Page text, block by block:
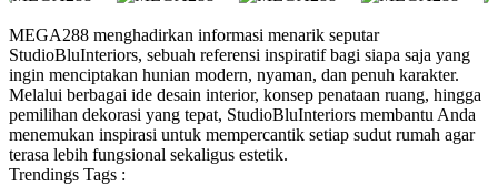
MEGA288 menghadirkan informasi menarik seputar
StudioBluInteriors, sebuah referensi inspiratif bagi siapa saja yang
ingin menciptakan hunian modern, nyaman, dan penuh karakter.
Melalui berbagai ide desain interior, konsep penataan ruang, hingga
pemilihan dekorasi yang tepat, StudioBluInteriors membantu Anda
menemukan inspirasi untuk mempercantik setiap sudut rumah agar
terasa lebih fungsional sekaligus estetik.
Trendings Tags :